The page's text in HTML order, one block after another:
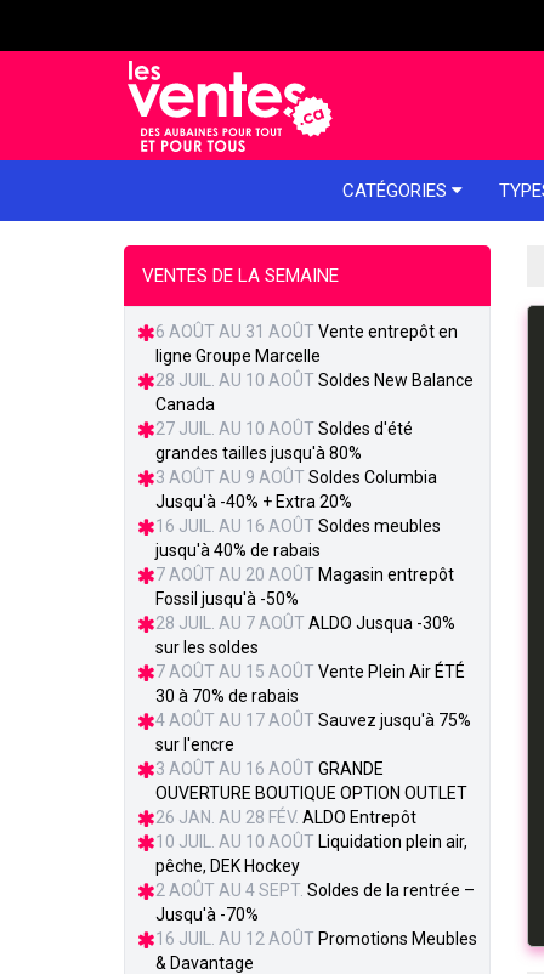
CATÉGORIES
VENTES DE LA SEMAINE
6 AOÛT AU 31 AOÛT Vente entrepôt en
ligne Groupe Marcelle
28 JUIL. AU 10 AOÛT Soldes New Balance
Canada
27 JUIL. AU 10 AOÛT Soldes d'été
grandes tailles jusqu'à 80%
3 AOÛT AU 9 AOÛT Soldes Columbia
Jusqu'à -40% + Extra 20%
16 JUIL. AU 16 AOÛT Soldes meubles
jusqu'à 40% de rabais
7 AOÛT AU 20 AOÛT Magasin entrepôt
Fossil jusqu'à -50%
28 JUIL. AU 7 AOÛT ALDO Jusqua -30%
sur les soldes
7 AOÛT AU 15 AOÛT Vente Plein Air ÉTÉ
30 à 70% de rabais
4 AOÛT AU 17 AOÛT Sauvez jusqu'à 75%
sur l'encre
3 AOÛT AU 16 AOÛT GRANDE
OUVERTURE BOUTIQUE OPTION OUTLET
26 JAN. AU 28 FÉV. ALDO Entrepôt
10 JUIL. AU 10 AOÛT Liquidation plein air,
pêche, DEK Hockey
2 AOÛT AU 4 SEPT. Soldes de la rentrée –
Jusqu'à -70%
16 JUIL. AU 12 AOÛT Promotions Meubles
& Davantage